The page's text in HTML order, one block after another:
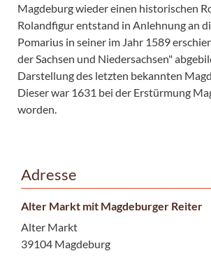
Magdeburg wieder einen historischen
Rolandfigur entstand in Anlehnung an
Pomarius in seiner im Jahr 1589
der Sachsen und Niedersachsen"
Darstellung des letzten bekannten
Dieser war 1631 bei der Erstürmung
worden.
Adresse
Alter Markt mit Magdeburger Reiter
Alter Markt
39104 Magdeburg